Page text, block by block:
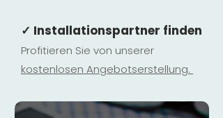
✓ Installationspartner finden
Profitieren Sie von unserer
kostenlosen Angebotserstellung.